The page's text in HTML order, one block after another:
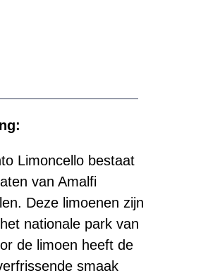
Limoncello bestaat
van Amalfi
Deze limoenen zijn
nationale park van
de limoen heeft de
smaak